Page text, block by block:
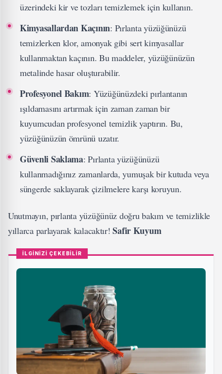
üzerindeki kir ve tozları temizlemek için kullanın.
Kimyasallardan Kaçının: Pırlanta yüzüğünüzü
temizlerken klor, amonyak gibi sert kimyasallar
kullanmaktan kaçının. Bu maddeler, yüzüğünüzün
metalinde hasar oluşturabilir.
Profesyonel Bakım: Yüzüğünüzdeki pırlantanın
ışıldamasını artırmak için zaman zaman bir
kuyumcudan profesyonel temizlik yaptırın. Bu,
yüzüğünüzün ömrünü uzatır.
Güvenli Saklama: Pırlanta yüzüğünüzü
kullanmadığınız zamanlarda, yumuşak bir kutuda veya
süngerde saklayarak çizilmelere karşı koruyun.
Unutmayın, pırlanta yüzüğünüz doğru bakım ve temizlikle
yıllarca parlayarak kalacaktır!Safir Kuyum
İLGİNİZİ ÇEKEBİLİR